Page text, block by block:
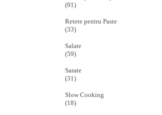
(91)
Retete pentru Paste
(33)
Salate
(59)
Sarate
(31)
Slow Cooking
(18)